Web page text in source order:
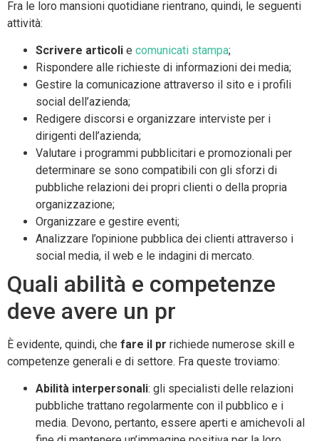
Fra le loro mansioni quotidiane rientrano, quindi, le seguenti
attività:
Scrivere articoli e comunicati stampa;
Rispondere alle richieste di informazioni dei media;
Gestire la comunicazione attraverso il sito e i profili
social dell’azienda;
Redigere discorsi e organizzare interviste per i
dirigenti dell’azienda;
Valutare i programmi pubblicitari e promozionali per
determinare se sono compatibili con gli sforzi di
pubbliche relazioni dei propri clienti o della propria
organizzazione;
Organizzare e gestire eventi;
Analizzare l’opinione pubblica dei clienti attraverso i
social media, il web e le indagini di mercato.
Quali abilità e competenze
deve avere un pr
È evidente, quindi, che fare il pr richiede numerose skill e
competenze generali e di settore. Fra queste troviamo:
Abilità interpersonali: gli specialisti delle relazioni
pubbliche trattano regolarmente con il pubblico e i
media. Devono, pertanto, essere aperti e amichevoli al